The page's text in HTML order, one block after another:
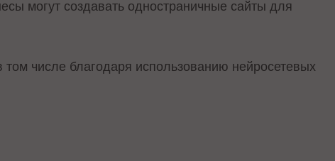
могут создавать одностраничные сайты для
числе благодаря использованию нейросетевых